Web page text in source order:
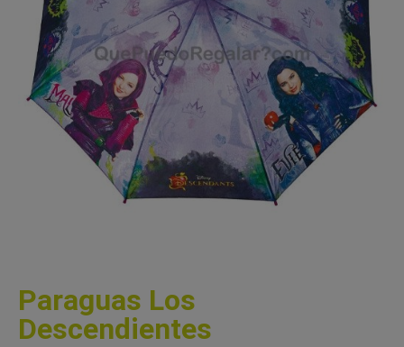
Paraguas Los
Descendientes